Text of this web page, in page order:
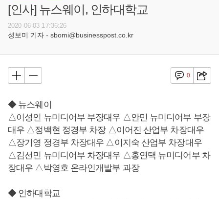
[인사] 뉴스웨이, 인하대학교
2020-06-03 17:36:26
성보미 기자 - sbomi@businesspost.co.kr
0
◆ 뉴스웨이
△이성인 뉴미디어부 부장대우 △안민 뉴미디어부 부장
대우 △정백현 정경부 차장 △이어진 산업부 차장대우
△장기영 정경부 차장대우 △이지숙 산업부 차장대우
△김선민 뉴미디어부 차장대우 △홍연택 뉴미디어부 차
장대우 △박영호 온라인개발부 과장
◆ 인하대학교